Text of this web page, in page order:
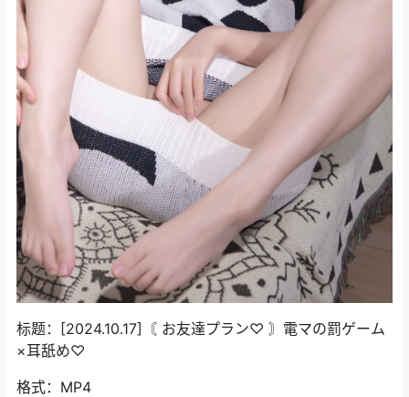
标题：[2024.10.17]〘 お友達プラン♡ 〙電マの罰ゲーム
×耳舐め♡
格式：MP4